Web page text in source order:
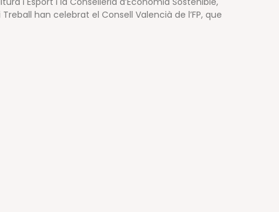
han celebrat el Consell Valencià de l’FP, que